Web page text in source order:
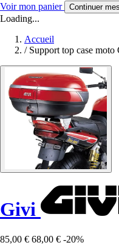
Voir mon panier Continuer
Loading...
Accueil
/ Support top case
Givi
85,00 € 68,00 € -20%